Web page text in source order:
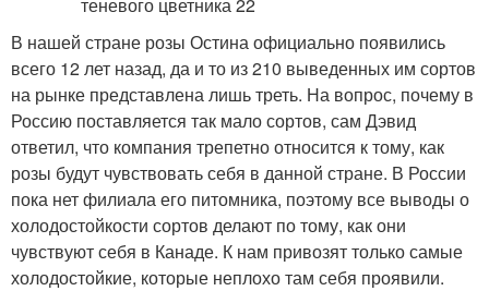
В нашей стране розы Остина официально появились
всего 12 лет назад, да и то из 210 выведенных им сортов
на рынке представлена лишь треть. На вопрос, почему в
Россию поставляется так мало сортов, сам Дэвид
ответил, что компания трепетно относится к тому, как
розы будут чувствовать себя в данной стране. В России
пока нет филиала его питомника, поэтому все выводы о
холодостойкости сортов делают по тому, как они
чувствуют себя в Канаде. К нам привозят только самые
холодостойкие, которые неплохо там себя проявили.